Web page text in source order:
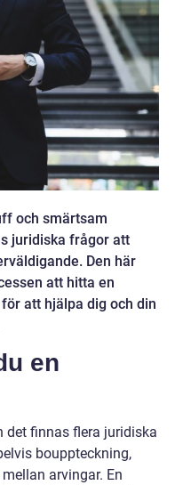
och smärtsam
juridiska frågor att
Den här
att hitta en
att hjälpa dig och din
en
det finnas flera juridiska
bouppteckning,
arvingar. En